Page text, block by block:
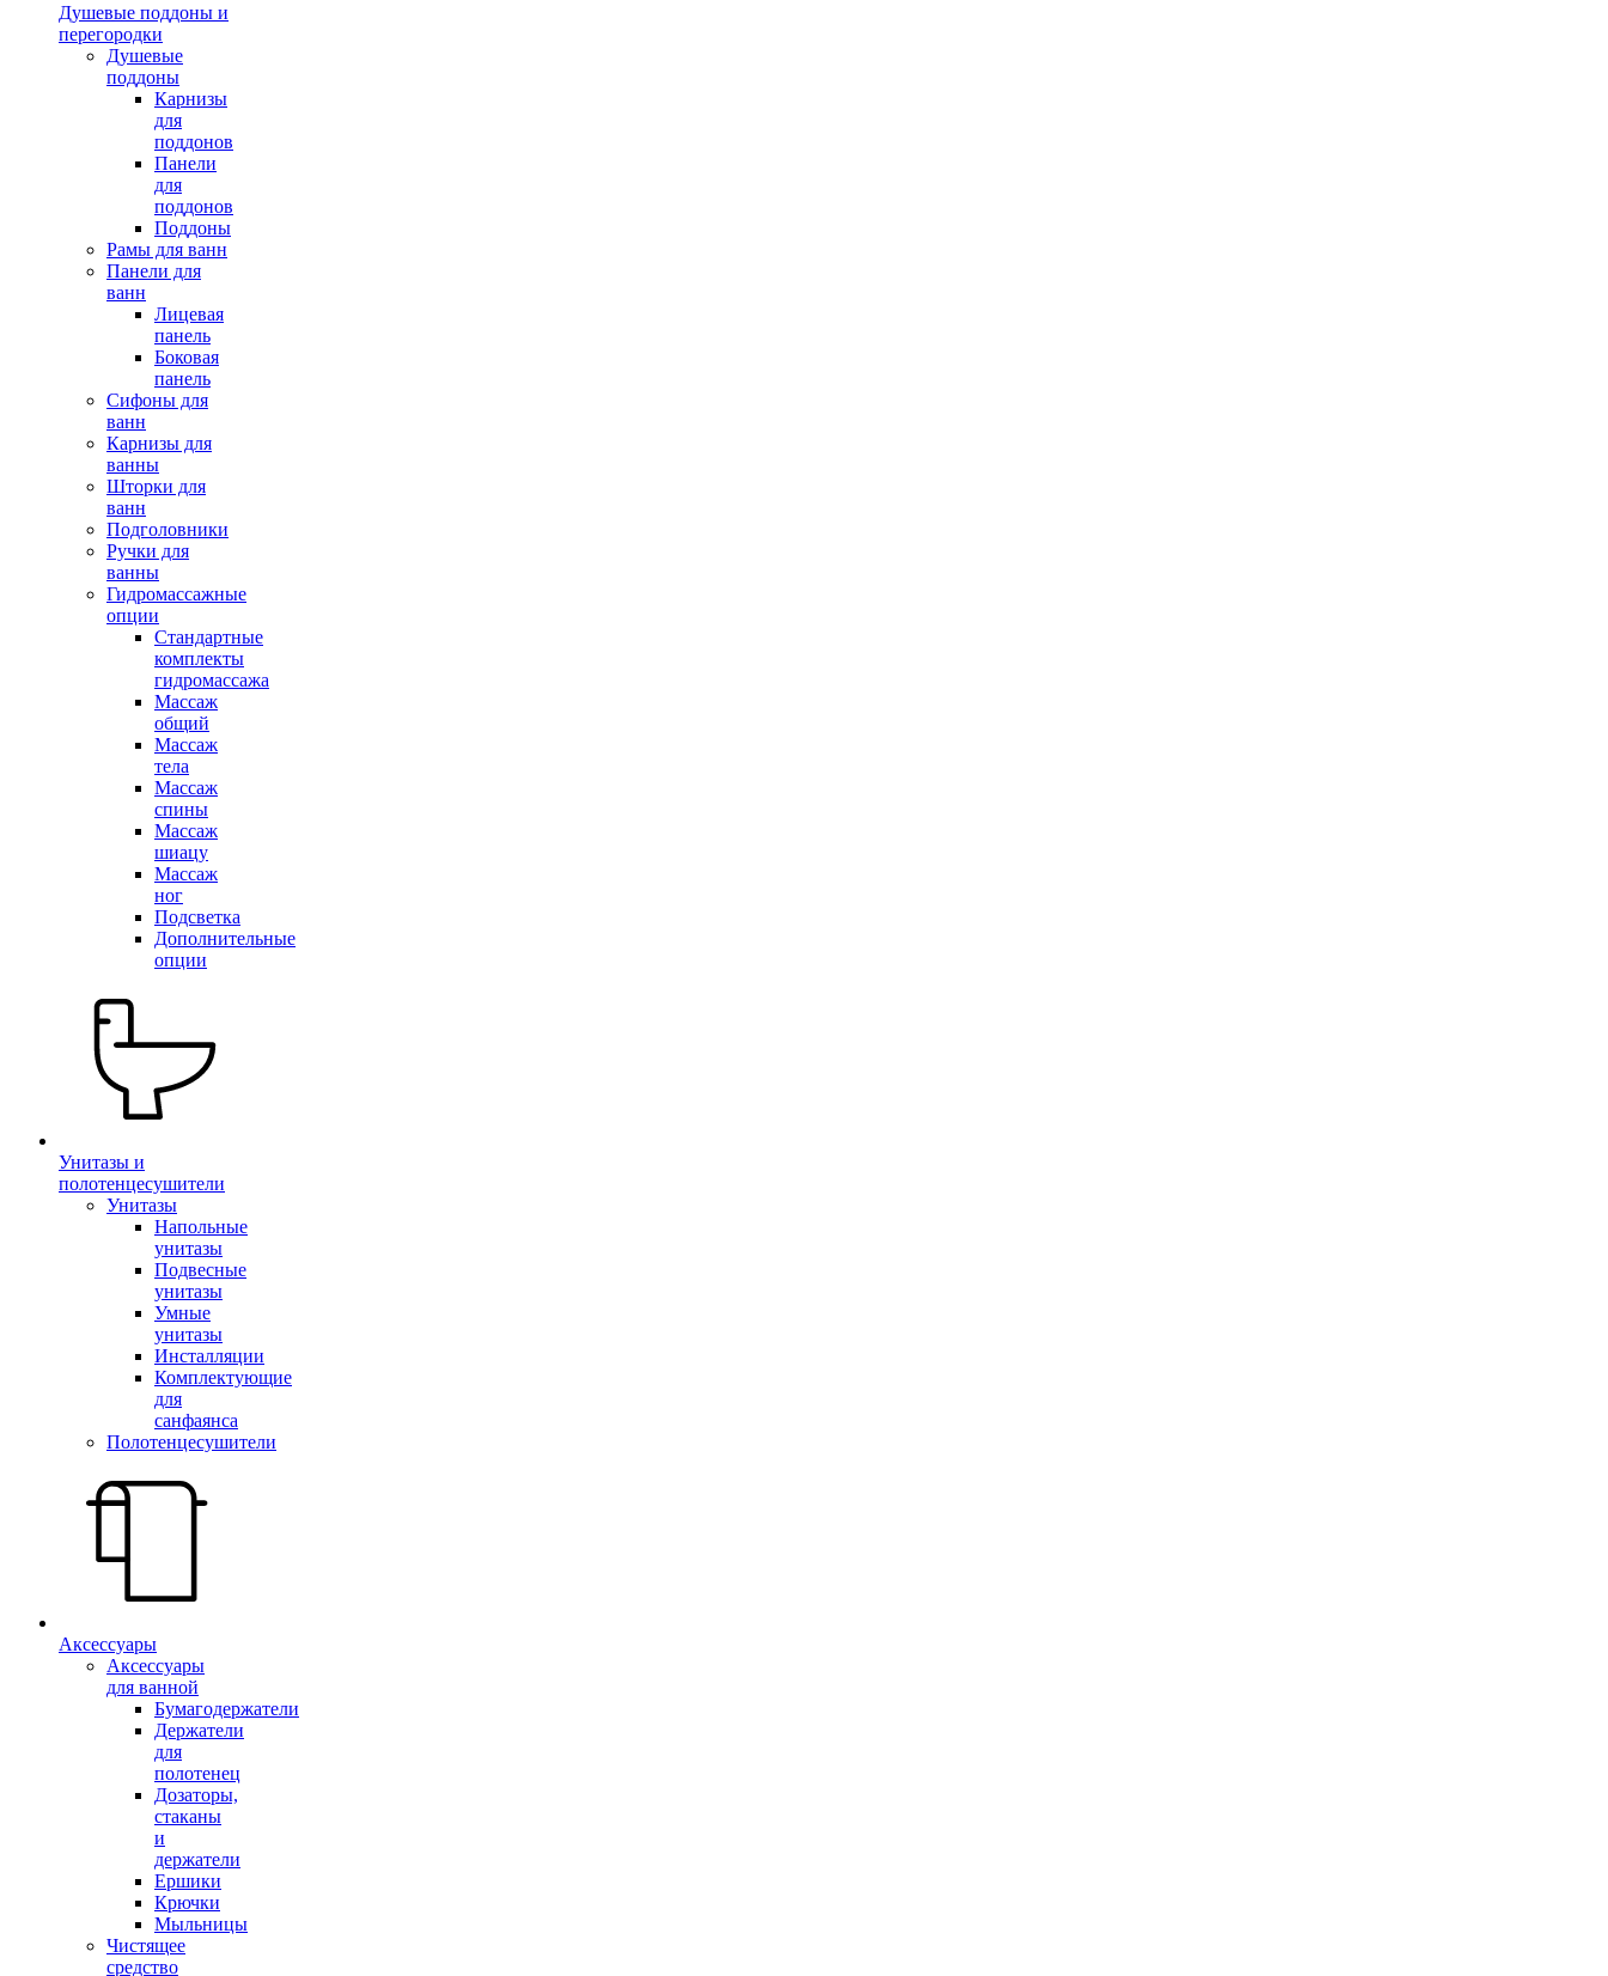
Душевые поддоны и
перегородки
Душевые
поддоны
Карнизы
для
поддонов
Панели
для
поддонов
Поддоны
Рамы для ванн
Панели для
ванн
Лицевая
панель
Боковая
панель
Сифоны для
ванн
Карнизы для
ванны
Шторки для
ванн
Подголовники
Ручки для
ванны
Гидромассажные
опции
Стандартные
комплекты
гидромассажа
Массаж
общий
Массаж
тела
Массаж
спины
Массаж
шиацу
Массаж
ног
Подсветка
Дополнительные
опции
Унитазы и
полотенцесушители
Унитазы
Напольные
унитазы
Подвесные
унитазы
Умные
унитазы
Инсталляции
Комплектующие
для
санфаянса
Полотенцесушители
Аксессуары
Аксессуары
для ванной
Бумагодержатели
Держатели
для
полотенец
Дозаторы,
стаканы
и
держатели
Ершики
Крючки
Мыльницы
Чистящее
средство